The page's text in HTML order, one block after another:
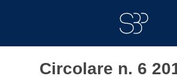
Circolare n. 6